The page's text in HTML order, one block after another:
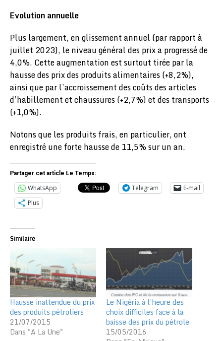
Evolution annuelle
Plus largement, en glissement annuel (par rapport à
juillet 2023), le niveau général des prix a progressé de
4,0%. Cette augmentation est surtout tirée par la
hausse des prix des produits alimentaires (+8,2%),
ainsi que par l’accroissement des coûts des articles
d’habillement et chaussures (+2,7%) et des transports
(+1,0%).
Notons que les produits frais, en particulier, ont
enregistré une forte hausse de 11,5% sur un an.
Partager cet article Le Temps:
WhatsApp Telegram
E-mail
Plus
Similaire
Hausse inattendue du prix
des produits pétroliers
21/07/2015
Dans "A La Une"
Le Nigéria à l’heure des
choix difficiles face à la
baisse des prix du pétrole
15/05/2016